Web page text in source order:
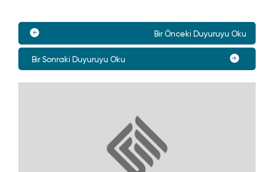
Bir Önceki Duyuruyu Oku
Bir Sonraki Duyuruyu Oku